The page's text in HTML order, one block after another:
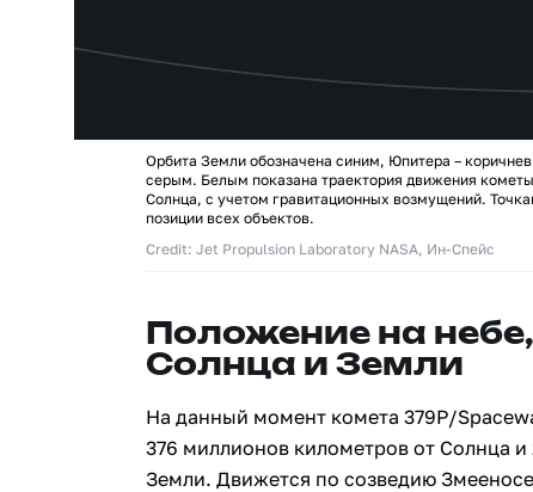
Орбита Земли обозначена синим, Юпитера –
серым. Белым показана траектория движения
Солнца, с учетом гравитационных возмущений.
позиции всех объектов.
Credit: Jet Propulsion Laboratory NASA, Ин-Спейс
Положение на
Солнца и Земли
На данный момент комета 379P/
376 миллионов километров от Солнца
Земли. Движется по созведию